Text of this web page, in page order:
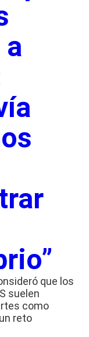
que los
suelen
como
reto